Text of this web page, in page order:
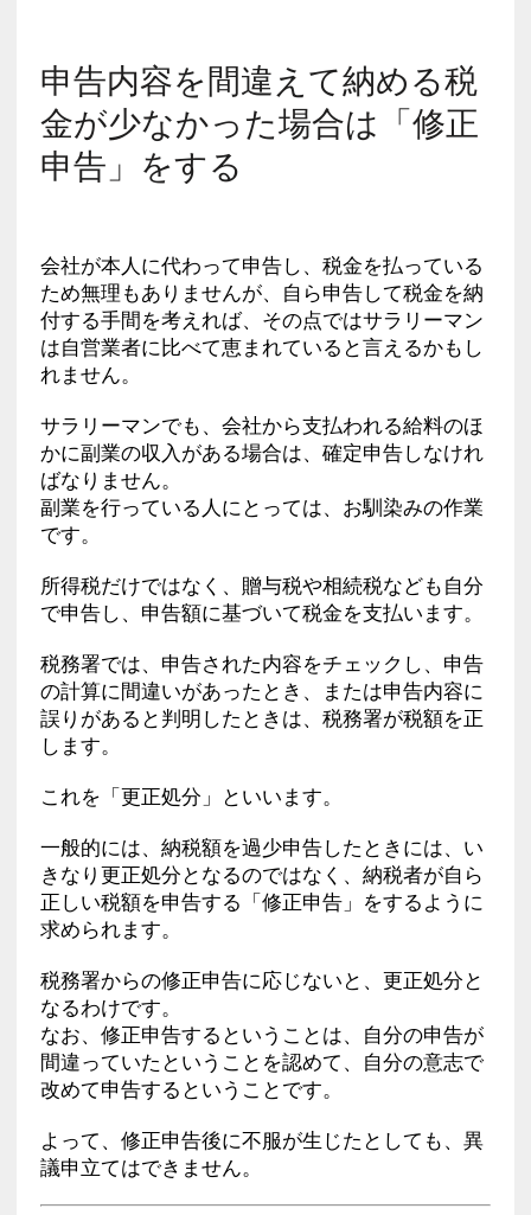
申告内容を間違えて納める税
金が少なかった場合は「修正
申告」をする
会社が本人に代わって申告し、税金を払っている
ため無理もありませんが、自ら申告して税金を納
付する手間を考えれば、その点ではサラリーマン
は自営業者に比べて恵まれていると言えるかもし
れません。
サラリーマンでも、会社から支払われる給料のほ
かに副業の収入がある場合は、確定申告しなけれ
ばなりません。
副業を行っている人にとっては、お馴染みの作業
です。
所得税だけではなく、贈与税や相続税なども自分
で申告し、申告額に基づいて税金を支払います。
税務署では、申告された内容をチェックし、申告
の計算に間違いがあったとき、または申告内容に
誤りがあると判明したときは、税務署が税額を正
します。
これを「更正処分」といいます。
一般的には、納税額を過少申告したときには、い
きなり更正処分となるのではなく、納税者が自ら
正しい税額を申告する「修正申告」をするように
求められます。
税務署からの修正申告に応じないと、更正処分と
なるわけです。
なお、修正申告するということは、自分の申告が
間違っていたということを認めて、自分の意志で
改めて申告するということです。
よって、修正申告後に不服が生じたとしても、異
議申立てはできません。